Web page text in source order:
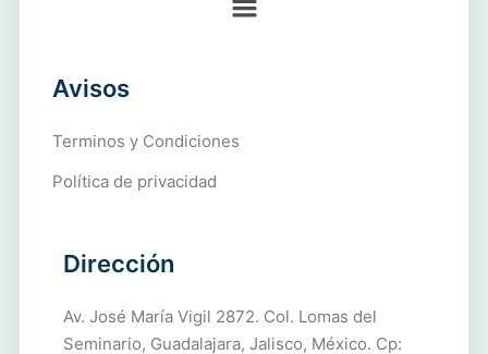
Avisos
Terminos y Condiciones
Política de privacidad
Dirección
Av. José María Vigil 2872. Col. Lomas del
Seminario, Guadalajara, Jalisco, México. Cp: